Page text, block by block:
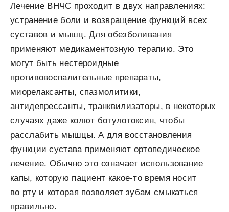
Лечение ВНЧС проходит в двух направлениях:
устранение боли и возвращение функций всех
суставов и мышц. Для обезболивания
применяют медикаментозную терапию. Это
могут быть нестероидные
противовоспалительные препараты,
миорелаксанты, спазмолитики,
антидепрессанты, транквилизаторы, в некоторых
случаях даже колют ботулотоксин, чтобы
расслабить мышцы. А для восстановления
функции сустава применяют ортопедическое
лечение. Обычно это означает использование
капы, которую пациент какое-то время носит
во рту и которая позволяет зубам смыкаться
правильно.